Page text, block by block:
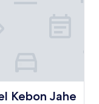
Kebon Jahe